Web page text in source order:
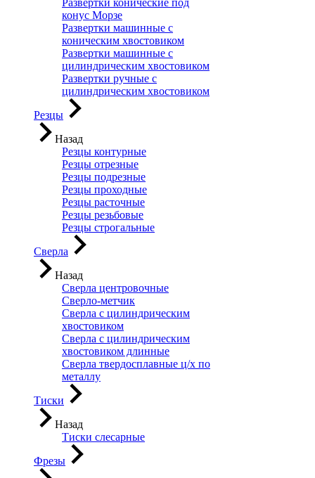
Развертки конические под
конус Морзе
Развертки машинные с
коническим хвостовиком
Развертки машинные с
цилиндрическим хвостовиком
Развертки ручные с
цилиндрическим хвостовиком
Резцы
Назад
Резцы контурные
Резцы отрезные
Резцы подрезные
Резцы проходные
Резцы расточные
Резцы резьбовые
Резцы строгальные
Сверла
Назад
Сверла центровочные
Сверло-метчик
Сверла с цилиндрическим
хвостовиком
Сверла с цилиндрическим
хвостовиком длинные
Сверла твердосплавные ц/х по
металлу
Тиски
Назад
Тиски слесарные
Фрезы